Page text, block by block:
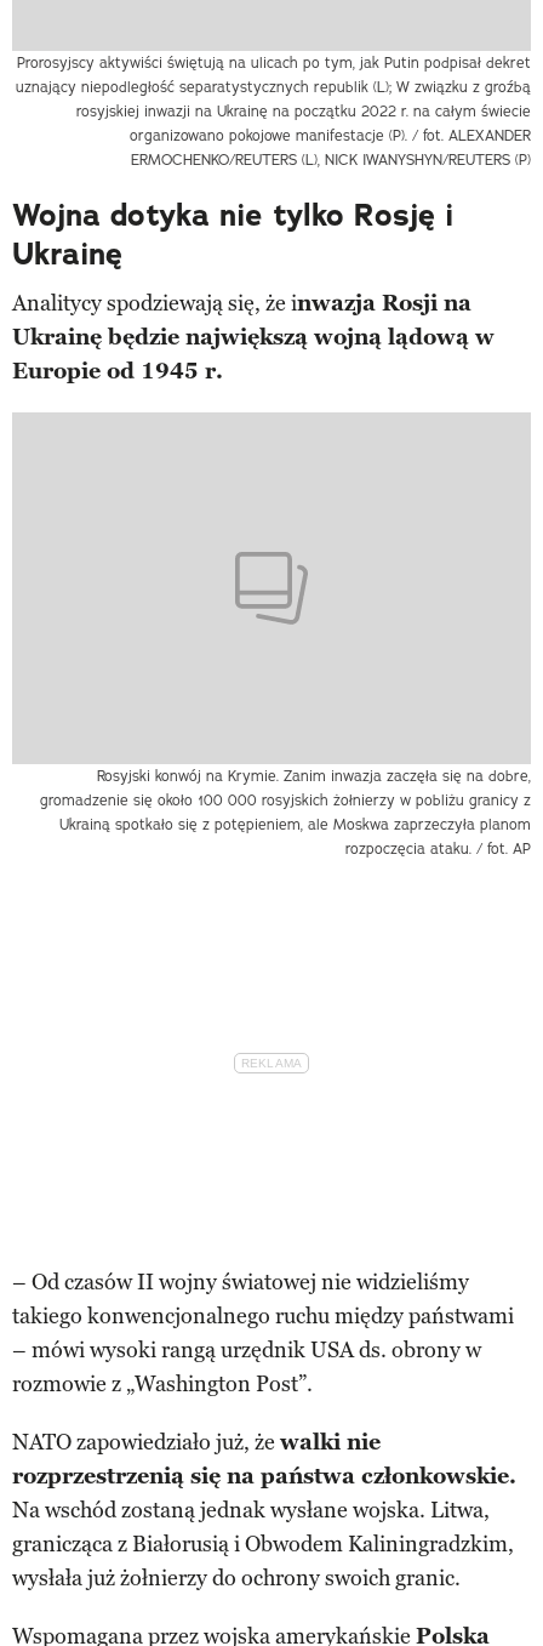
Prorosyjscy aktywiści świętują na ulicach po tym, jak Putin podpisał dekret
uznający niepodległość separatystycznych republik (L); W związku z groźbą
rosyjskiej inwazji na Ukrainę na początku 2022 r. na całym świecie
organizowano pokojowe manifestacje (P). / fot. ALEXANDER
ERMOCHENKO/REUTERS (L), NICK IWANYSHYN/REUTERS (P)
Wojna dotyka nie tylko Rosję i
Ukrainę
Analitycy spodziewają się, że inwazja Rosji na
Ukrainę będzie największą wojną lądową w
Europie od 1945 r.
Rosyjski konwój na Krymie. Zanim inwazja zaczęła się na dobre,
gromadzenie się około 100 000 rosyjskich żołnierzy w pobliżu granicy z
Ukrainą spotkało się z potępieniem, ale Moskwa zaprzeczyła planom
rozpoczęcia ataku. / fot. AP
– Od czasów II wojny światowej nie widzieliśmy
takiego konwencjonalnego ruchu między państwami
– mówi wysoki rangą urzędnik USA ds. obrony w
rozmowie z „Washington Post”.
NATO zapowiedziało już, że walki nie
rozprzestrzenią się na państwa członkowskie.
Na wschód zostaną jednak wysłane wojska. Litwa,
granicząca z Białorusią i Obwodem Kaliningradzkim,
wysłała już żołnierzy do ochrony swoich granic.
Wspomagana przez wojska amerykańskie Polska